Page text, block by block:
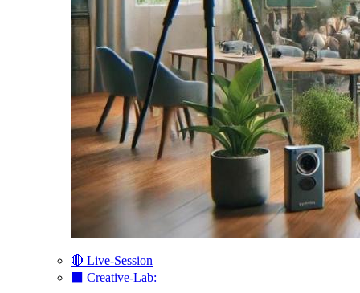
🔴 Live-Session
⬛️ Creative-Lab: